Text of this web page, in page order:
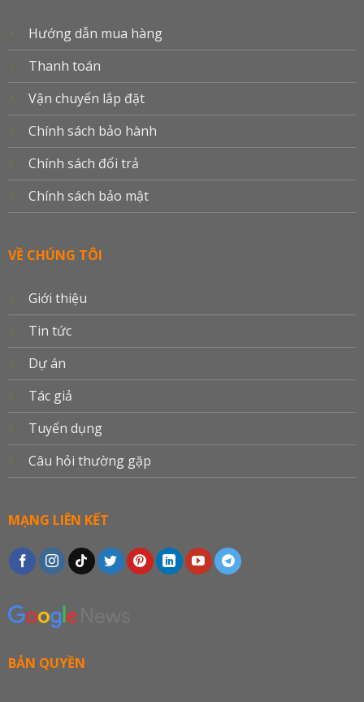
Hướng dẫn mua hàng
Thanh toán
Vận chuyển lắp đặt
Chính sách bảo hành
Chính sách đổi trả
Chính sách bảo mật
VỀ CHÚNG TÔI
Giới thiệu
Tin tức
Dự án
Tác giả
Tuyển dụng
Câu hỏi thường gặp
MẠNG LIÊN KẾT
BẢN QUYỀN